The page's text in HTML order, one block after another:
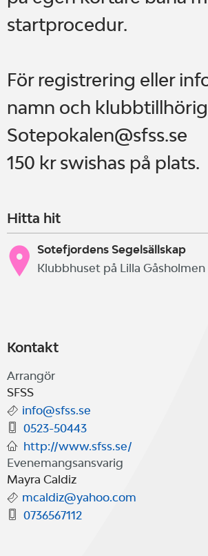
startprocedur.
För registrering eller
namn och
Sotepokalen@sfss.se
150 kr swishas på plats.
Hitta hit
Sotefjordens Segelsällskap
Klubbhuset på Lilla Gåsholmen
Kontakt
Arrangör
SFSS
info@sfss.se
0523-50443
http://www.sfss.se/
Evenemangsansvarig
Mayra Caldiz
mcaldiz@yahoo.com
0736567112